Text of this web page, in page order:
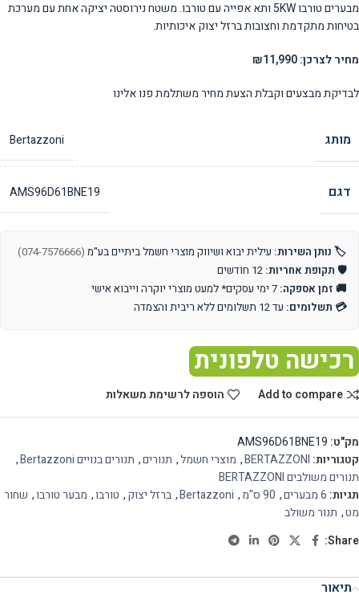
מבערים טורבו 5KW ותא אפייה עם טורבו. משטח נירוסטה יציקה אחת עם מערכת
בטיחות מתקדמת וחצובות ברזל יצוק איכותיות.
מחיר לצרכן: ₪11,990
לבדיקת מבצעים וקבלת הצעת מחיר משתלמת פנו אלינו
מותג Bertazzoni
דגם AMS96D61BNE19
🏷️ נותן השירות: עילית יבוא ושיווק מוצרי חשמל ביתיים בע"מ (074-7576666)
🛡️ תקופת אחריות:
🚚 זמן אספקה:
💳 תשלומים: עד 12 תשלומים ללא ריבית והצמדה
רכישה טלפונית
Add to compare הוספה לרשימת משאלות
מק"ט: AMS96D61BNE19
קטגוריות: BERTAZZONI
, מוצרי חשמל, תנורים, תנורים בנויים Bertazzoni
,
תנורים משולבים BERTAZZONI
תגיות: 6 מבערים , 90 ס"מ ,
Bertazzoni
, ברזל יצוק, טורבו, מבער טורבו, שחור
מט, תנור משולב
Share:
תיאור